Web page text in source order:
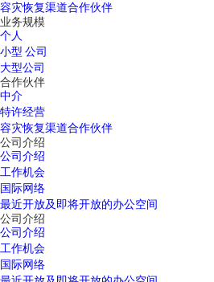
容灾恢复渠道合作伙伴
业务规模
个人
小型 公司
大型公司
合作伙伴
中介
特许经营
容灾恢复渠道合作伙伴
公司介绍
公司介绍
工作机会
国际网络
最近开放及即将开放的办公空间
公司介绍
公司介绍
工作机会
国际网络